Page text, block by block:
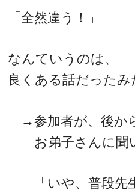
「全然違う！」
なんていうのは、
良くある話だったみ
→参加者が、後か
お弟子さんに聞
「いや、普段先